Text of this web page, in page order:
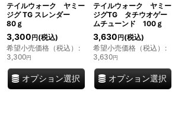
テイルウォーク ヤミー
ジグ TG スレンダー
80ｇ
3,300 円 (税込)
希望小売価格（税込） :
3,300円
オプション選択
テイルウォーク ヤミー
ジグTG タチウオゲー
ムチューンド 100ｇ
3,630 円(税込)
希望小売価格（税込） :
3,630円
オプション選択